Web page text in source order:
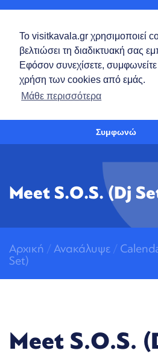
Ανοίξτε τη γραμμή εργαλείων
Το visitkavala.gr χρησιμοποιεί
βελτιώσει τη διαδικτυακή σας
Εφόσον συνεχίσετε, συμφωνείτε
χρήση των cookies από εμάς.
Μάθε περισσότερα
Συμφωνώ
Meet S.O.S. (Dj
Αρχική / Ανακάλυψε /
Set)
Meet S.O.S.